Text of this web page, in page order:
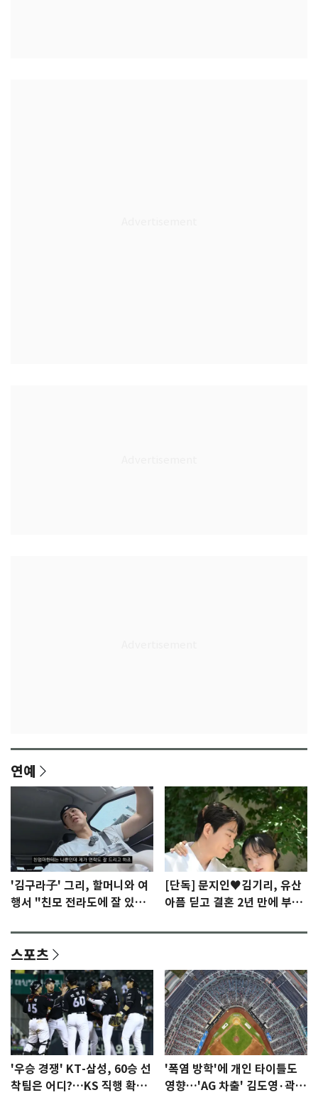
연예
'김구라子' 그리, 할머니와 여
행서 "친모 전라도에 잘 있
[단독] 문지인♥김기리, 유산
아픔 딛고 결혼 2년 만에 부모
스포츠
'우승 경쟁' KT-삼성, 60승 선
착팀은 어디?…KS 직행 확률
'폭염 방학'에 개인 타이틀도
영향…'AG 차출' 김도영·곽빈